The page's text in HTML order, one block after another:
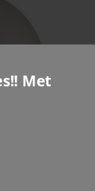
Met